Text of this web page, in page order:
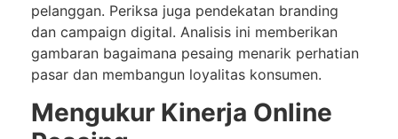
pelanggan. Periksa juga pendekatan branding
dan campaign digital. Analisis ini memberikan
gambaran bagaimana pesaing menarik perhatian
pasar dan membangun loyalitas konsumen.
Mengukur Kinerja Online